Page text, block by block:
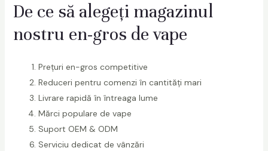
De ce să alegeți magazinul
nostru en-gros de vape
Prețuri en-gros competitive
Reduceri pentru comenzi în cantități mari
Livrare rapidă în întreaga lume
Mărci populare de vape
Suport OEM & ODM
Serviciu dedicat de vânzări